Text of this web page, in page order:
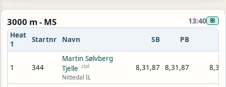
3000 m - MS 13:40 ⊞
Heat
1
Startnr Navn SB PB
1 344
Martin Sølvberg
Tjelle stat
Nittedal IL
8,31,87 8,31,87